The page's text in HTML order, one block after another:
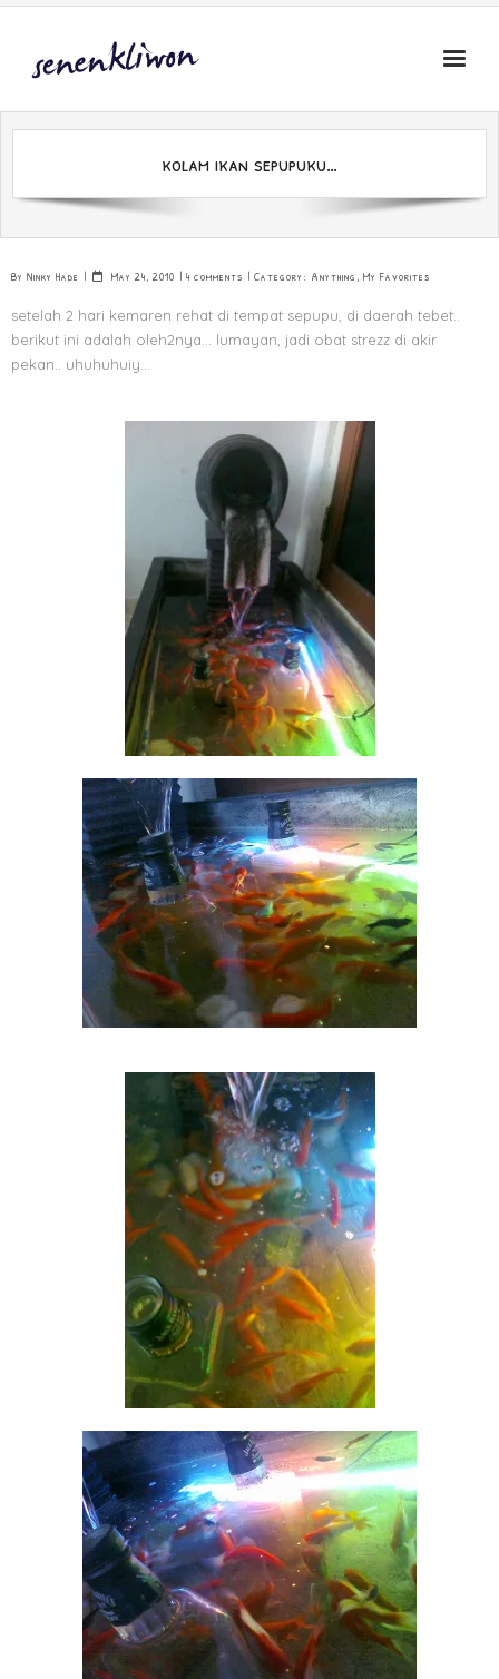
Skip
kolam ikan sepupuku…
By Ninky Hade May 24, 2010 4 comments Category: Anything , My Favorites
setelah 2 hari kemaren rehat di tempat sepupu, di daerah tebet..
berikut ini adalah oleh2nya… lumayan, jadi obat strezz di akir
pekan.. uhuhuhuiy…